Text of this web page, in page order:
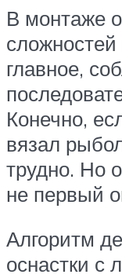
В монтаже
главное,
Конечно,
вязал
трудно. Но
не первый
Алгоритм
оснастки с